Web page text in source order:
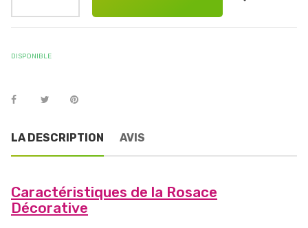
DISPONIBLE
LA DESCRIPTION AVIS
Caractéristiques de la Rosace
Décorative